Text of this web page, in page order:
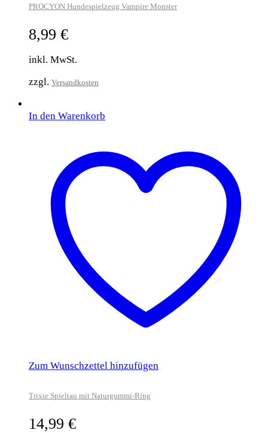
PROCYON Hundespielzeug Vampire Monster
8,99 €
inkl. MwSt.
zzgl. Versandkosten
In den Warenkorb
Zum Wunschzettel hinzufügen
Trixie Spieltau mit Naturgummi-Ring
14,99 €